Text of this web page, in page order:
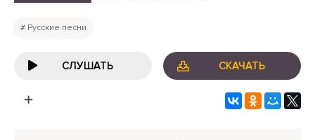
Русские песни
СЛУШАТЬ СКАЧАТЬ